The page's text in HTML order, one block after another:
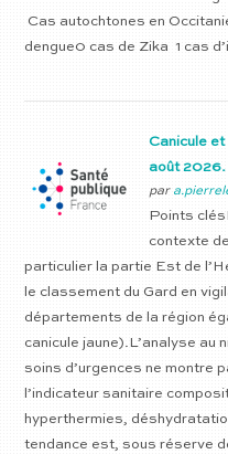
Cas autochtones en
dengue0 cas de Zika 1 cas
Canicule
août 2026.
par
Points
contexte
particulier la partie Est de
le classement du Gard en
départements de la région
canicule jaune).L’analyse au
soins d’urgences ne montre
l’indicateur sanitaire
hyperthermies,
tendance est, sous réserve